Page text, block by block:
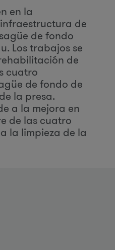
en la
de
de fondo
Los trabajos se
de
cuatro
de fondo de
la presa.
a la mejora en
de las cuatro
la limpieza de la